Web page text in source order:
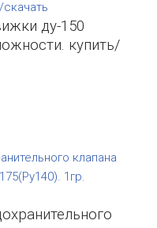
ду-150
купить/